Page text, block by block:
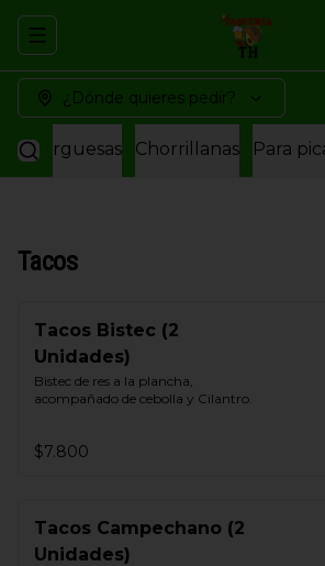
Abrir menu de navegación
¿Dónde quieres pedir?
Chorrillanas Para
Tacos
Tacos Bistec (2
Unidades)
Bistec de res a la plancha,
acompañado de cebolla y Cilantro.
$7.800
Tacos Campechano (2
Unidades)